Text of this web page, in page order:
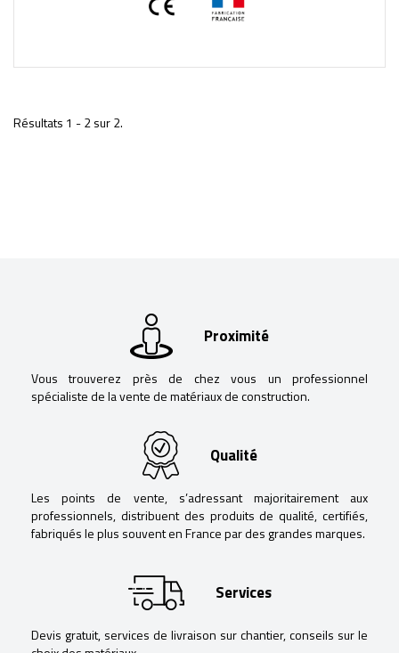
Résultats 1 - 2 sur 2.
Proximité
Vous trouverez près de chez vous un professionnel
spécialiste de la vente de matériaux de construction.
Qualité
Les points de vente, s’adressant majoritairement aux
professionnels, distribuent des produits de qualité, certifiés,
fabriqués le plus souvent en France par des grandes marques.
Services
Devis gratuit, services de livraison sur chantier, conseils sur le